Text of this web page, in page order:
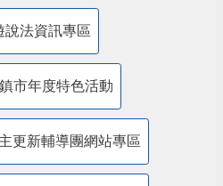
說法資訊專區
市年度特色活動
更新輔導團網站專區